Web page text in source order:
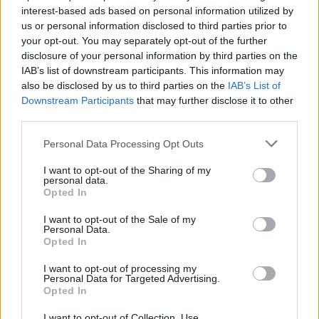
interest-based ads based on personal information utilized by
us or personal information disclosed to third parties prior to
your opt-out. You may separately opt-out of the further
disclosure of your personal information by third parties on the
IAB’s list of downstream participants. This information may
also be disclosed by us to third parties on the IAB’s List of
Downstream Participants that may further disclose it to other
Personal Data Processing Opt Outs
I want to opt-out of the Sharing of my
personal data.
Opted In
I want to opt-out of the Sale of my
Personal Data.
Opted In
I want to opt-out of processing my
Personal Data for Targeted Advertising.
Opted In
28.4.2016 10:52 | PRAHA (ČTK )
Zahradníci vracejí okolí pražské
Čapkovy vily původní podobu
ze 30. let. V plánu je od
podzimu také oprava domu,
muzeum se v něm má otevřít v
roce 2018. Budovu od dědiců koupila za 44 milionů korun Městská
část Praha 10.
Laboratoř ticha z výstavy Expo vystavuje Národní
zemědělské muzeum v Praze
28.4.2016 09:54 | PRAHA (ČTK)
Národní zemědělské muzeum
expozici nazvanou Laboratoř
ticha, která pochází ze světové
výstavy Expo 2015 v Miláně. Speciální světla a akustické efekty v ní
chce poukázat na život, který obklopuje hluk, a nutnost člověka se
vrátit ke kořenům. Veřejnosti se poprvé otevře tento pátek.